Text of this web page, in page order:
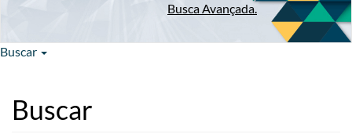
Busca Avançada.
Buscar
Buscar